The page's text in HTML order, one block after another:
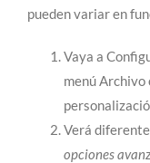
pueden variar en
Vaya a
menú Archivo
Verá
opciones